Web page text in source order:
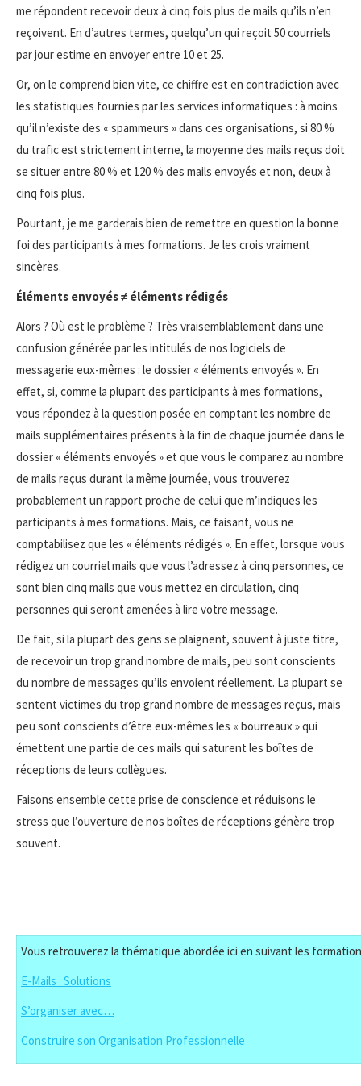
me répondent recevoir deux à cinq fois plus de mails qu’ils n’en
reçoivent. En d’autres termes, quelqu’un qui reçoit 50 courriels
par jour estime en envoyer entre 10 et 25.
Or, on le comprend bien vite, ce chiffre est en contradiction avec
les statistiques fournies par les services informatiques : à moins
qu’il n’existe des « spammeurs » dans ces organisations, si 80 %
du trafic est strictement interne, la moyenne des mails reçus doit
se situer entre 80 % et 120 % des mails envoyés et non, deux à
cinq fois plus.
Pourtant, je me garderais bien de remettre en question la bonne
foi des participants à mes formations. Je les crois vraiment
sincères.
Éléments envoyés ≠ éléments rédigés
Alors ? Où est le problème ? Très vraisemblablement dans une
confusion générée par les intitulés de nos logiciels de
messagerie eux-mêmes : le dossier « éléments envoyés ». En
effet, si, comme la plupart des participants à mes formations,
vous répondez à la question posée en comptant les nombre de
mails supplémentaires présents à la fin de chaque journée dans le
dossier « éléments envoyés » et que vous le comparez au nombre
de mails reçus durant la même journée, vous trouverez
probablement un rapport proche de celui que m’indiques les
participants à mes formations. Mais, ce faisant, vous ne
comptabilisez que les « éléments rédigés ». En effet, lorsque vous
rédigez un courriel mails que vous l’adressez à cinq personnes, ce
sont bien cinq mails que vous mettez en circulation, cinq
personnes qui seront amenées à lire votre message.
De fait, si la plupart des gens se plaignent, souvent à juste titre,
de recevoir un trop grand nombre de mails, peu sont conscients
du nombre de messages qu’ils envoient réellement. La plupart se
sentent victimes du trop grand nombre de messages reçus, mais
peu sont conscients d’être eux-mêmes les « bourreaux » qui
émettent une partie de ces mails qui saturent les boîtes de
réceptions de leurs collègues.
Faisons ensemble cette prise de conscience et réduisons le
stress que l’ouverture de nos boîtes de réceptions génère trop
souvent.
Vous retrouverez la thématique abordée ici en suivant les
E-Mails : Solutions
S’organiser avec…
Construire son Organisation Professionnelle